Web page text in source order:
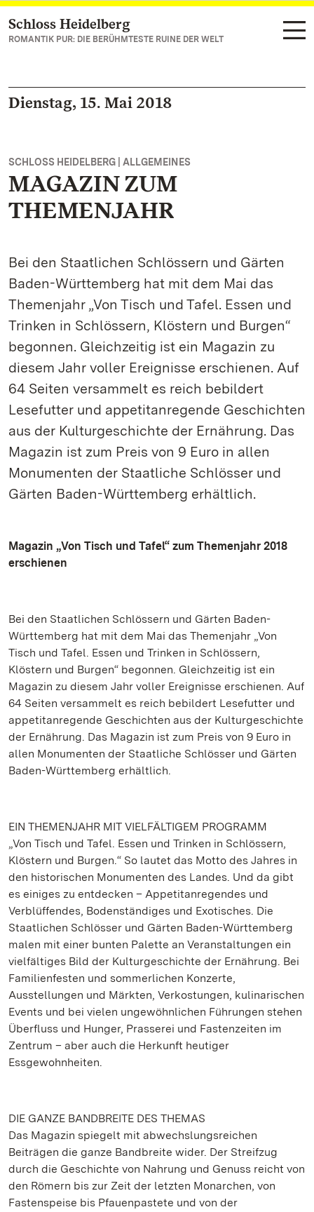
Zum Hauptinhalt springen
Schloss Heidelberg
ROMANTIK PUR: DIE BERÜHMTESTE RUINE DER WELT
Dienstag, 15. Mai 2018
SCHLOSS HEIDELBERG | ALLGEMEINES
MAGAZIN ZUM
THEMENJAHR
Bei den Staatlichen Schlössern und Gärten
Baden-Württemberg hat mit dem Mai das
Themenjahr „Von Tisch und Tafel. Essen und
Trinken in Schlössern, Klöstern und Burgen“
begonnen. Gleichzeitig ist ein Magazin zu
diesem Jahr voller Ereignisse erschienen. Auf
64 Seiten versammelt es reich bebildert
Lesefutter und appetitanregende Geschichten
aus der Kulturgeschichte der Ernährung. Das
Magazin ist zum Preis von 9 Euro in allen
Monumenten der Staatliche Schlösser und
Gärten Baden-Württemberg erhältlich.
Magazin „Von Tisch und Tafel“ zum Themenjahr 2018
erschienen
Bei den Staatlichen Schlössern und Gärten Baden-
Württemberg hat mit dem Mai das Themenjahr „Von
Tisch und Tafel. Essen und Trinken in Schlössern,
Klöstern und Burgen“ begonnen. Gleichzeitig ist ein
Magazin zu diesem Jahr voller Ereignisse erschienen. Auf
64 Seiten versammelt es reich bebildert Lesefutter und
appetitanregende Geschichten aus der Kulturgeschichte
der Ernährung. Das Magazin ist zum Preis von 9 Euro in
allen Monumenten der Staatliche Schlösser und Gärten
Baden-Württemberg erhältlich.
EIN THEMENJAHR MIT VIELFÄLTIGEM PROGRAMM
„Von Tisch und Tafel. Essen und Trinken in Schlössern,
Klöstern und Burgen.“ So lautet das Motto des Jahres in
den historischen Monumenten des Landes. Und da gibt
es einiges zu entdecken – Appetitanregendes und
Verblüffendes, Bodenständiges und Exotisches. Die
Staatlichen Schlösser und Gärten Baden-Württemberg
malen mit einer bunten Palette an Veranstaltungen ein
vielfältiges Bild der Kulturgeschichte der Ernährung. Bei
Familienfesten und sommerlichen Konzerte,
Ausstellungen und Märkten, Verkostungen, kulinarischen
Events und bei vielen ungewöhnlichen Führungen stehen
Überfluss und Hunger, Prasserei und Fastenzeiten im
Zentrum – aber auch die Herkunft heutiger
Essgewohnheiten.
DIE GANZE BANDBREITE DES THEMAS
Das Magazin spiegelt mit abwechslungsreichen
Beiträgen die ganze Bandbreite wider. Der Streifzug
durch die Geschichte von Nahrung und Genuss reicht von
den Römern bis zur Zeit der letzten Monarchen, von
Fastenspeise bis Pfauenpastete und von der